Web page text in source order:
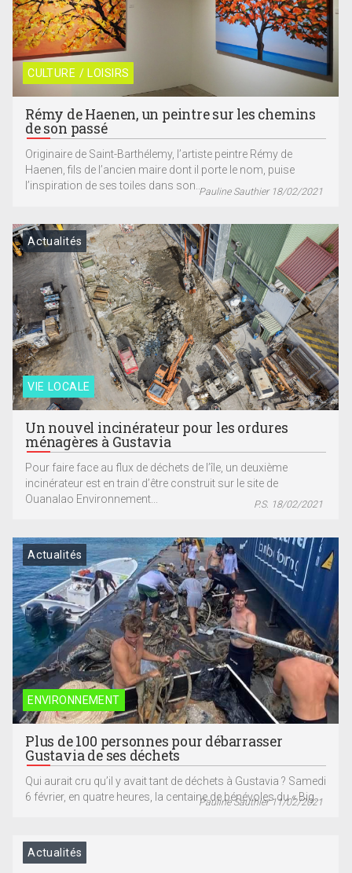
CULTURE / LOISIRS
Rémy de Haenen, un peintre sur les chemins
de son passé
Originaire de Saint-Barthélemy, l’artiste peintre Rémy de
Haenen, fils de l’ancien maire dont il porte le nom, puise
l’inspiration de ses toiles dans son...Pauline Sauthier 18/02/2021
VIE LOCALE
Actualités
Un nouvel incinérateur pour les ordures
ménagères à Gustavia
Pour faire face au flux de déchets de l’île, un deuxième
incinérateur est en train d’être construit sur le site de
Ouanalao Environnement...
P.S. 18/02/2021
ENVIRONNEMENT
Actualités
Plus de 100 personnes pour débarrasser
Gustavia de ses déchets
Qui aurait cru qu’il y avait tant de déchets à Gustavia ? Samedi
6 février, en quatre heures, la centaine de bénévoles du « Big...
Pauline Sauthier 11/02/2021
Actualités